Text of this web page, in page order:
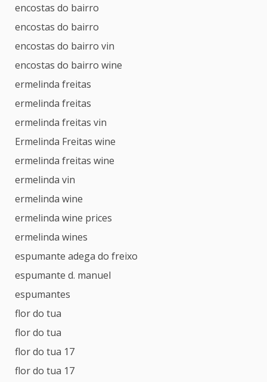
encostas do bairro
encostas do bairro
encostas do bairro vin
encostas do bairro wine
ermelinda freitas
ermelinda freitas
ermelinda freitas vin
Ermelinda Freitas wine
ermelinda freitas wine
ermelinda vin
ermelinda wine
ermelinda wine prices
ermelinda wines
espumante adega do freixo
espumante d. manuel
espumantes
flor do tua
flor do tua
flor do tua 17
flor do tua 17